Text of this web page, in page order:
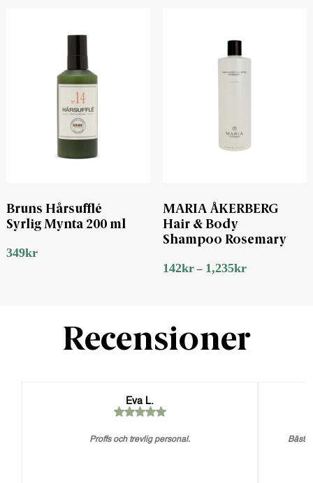
Bruns Hårsufflé
Syrlig Mynta 200 ml
349kr
MARIA ÅKERBERG
Hair & Body
Shampoo Rosemary
142kr– 1,235kr
Recensioner
Eva L.
Proffs och trevlig personal. Bästa